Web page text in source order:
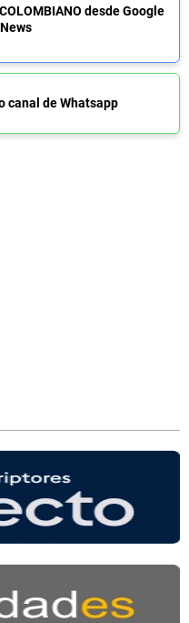
desde Google
News
canal de Whatsapp